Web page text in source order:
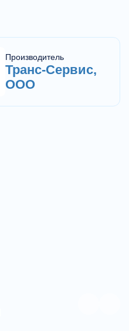
Производитель
Транс-Сервис,
ООО